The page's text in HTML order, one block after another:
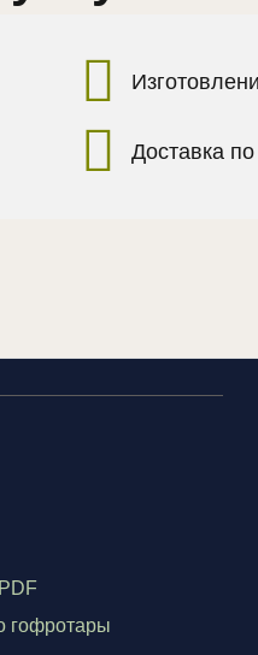
Доставка
гофротары